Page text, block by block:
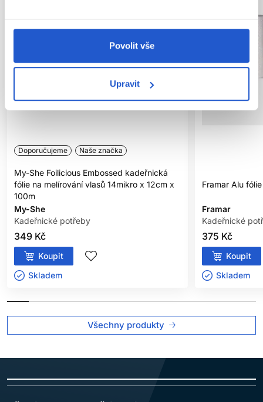
Povolit vše
Upravit
Doporučujeme Naše značka
My-She Foilicious Embossed kadeřnická
fólie na melírování vlasů 14mikro x 12cm x
100m
My-She
Kadeřnické potřeby
349 Kč
Koupit
Skladem ㅤ
Framar Alu
Framar
Kadeřnické
375 Kč
Koupit
Skladem ㅤ
Všechny produkty